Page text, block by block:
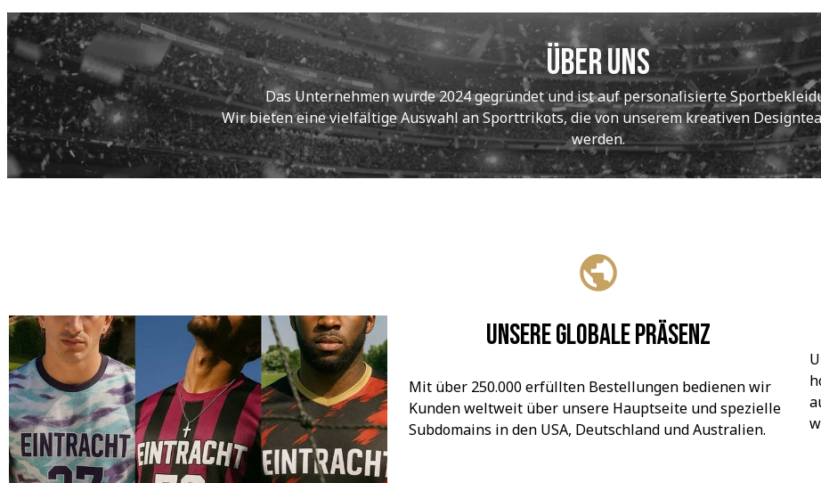
Über uns
Das Unternehmen wurde 2024 gegründet und ist auf personalisierte
Wir bieten eine vielfältige Auswahl an Sporttrikots, die von unserem kreativen
werden.
Unsere globale Präsenz
Mit über 250.000 erfüllten Bestellungen bedienen wir
Kunden weltweit über unsere Hauptseite und spezielle
Subdomains in den USA, Deutschland und Australien.